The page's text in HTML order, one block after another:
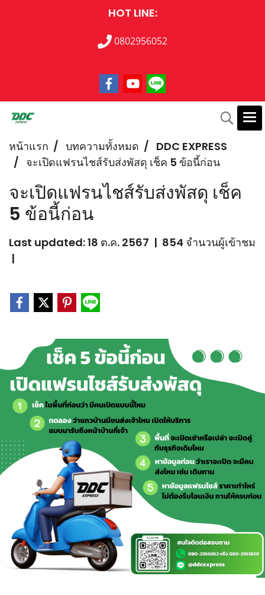
HOT LINE:
0802956052
หน้าแรก บทความทั้งหมด
DDC EXPRESS
จะเปิดแฟรนไชส์รับส่งพัสดุ เช็ค 5 ข้อนี้ก่อน
จะเปิดแฟรนไชส์รับส่งพัสดุ เช็ค
5 ข้อนี้ก่อน
Last updated: 18 ต.ค. 2567 | 854 จำนวนผู้เข้าชม
|